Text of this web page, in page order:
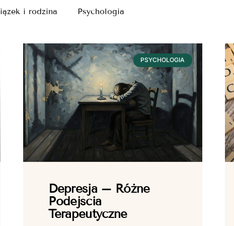
i rodzina Psychologia
PSYCHOLOGIA
Depresja – Różne
Podejścia
Terapeutyczne